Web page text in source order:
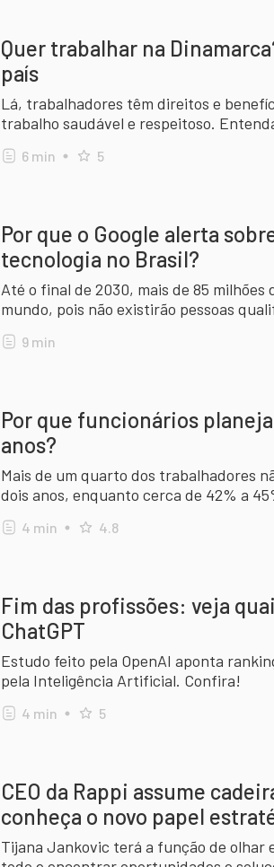
Quer trabalhar na
país
Lá, trabalhadores têm direitos e
trabalho saudável e respeitoso.
6 min 5
Por que o Google alerta
tecnologia no Brasil?
Até o final de 2030, mais de 85
mundo, pois não existirão pessoas
9 min
Por que funcionários
anos?
Mais de um quarto dos trabalhadores
dois anos, enquanto cerca de 42% a
4 min 4.8
Fim das profissões: veja
ChatGPT
Estudo feito pela OpenAI aponta
pela Inteligência Artificial. Confira!
4 min 5
CEO da Rappi assume
conheça o novo papel
Tijana Jankovic terá a função de olhar